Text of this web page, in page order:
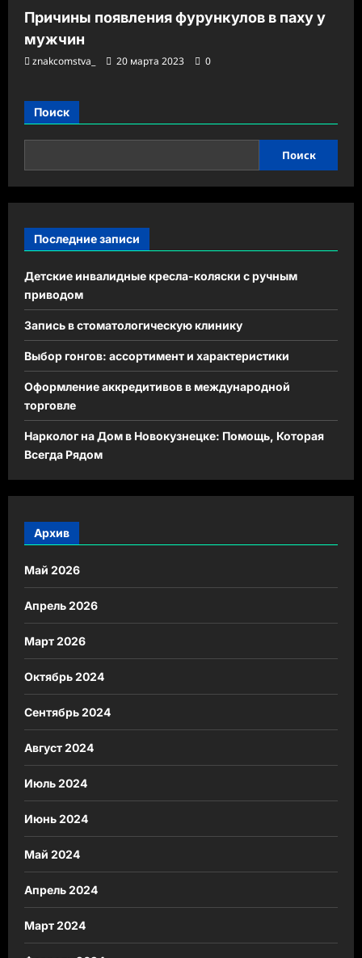
Причины появления фурункулов в паху у
мужчин
znakcomstva_ 20 марта 2023 0
Поиск
Поиск
Последние записи
Детские инвалидные кресла-коляски с ручным
приводом
Запись в стоматологическую клинику
Выбор гонгов: ассортимент и характеристики
Оформление аккредитивов в международной
торговле
Нарколог на Дом в Новокузнецке: Помощь, Которая
Всегда Рядом
Архив
Май 2026
Апрель 2026
Март 2026
Октябрь 2024
Сентябрь 2024
Август 2024
Июль 2024
Июнь 2024
Май 2024
Апрель 2024
Март 2024